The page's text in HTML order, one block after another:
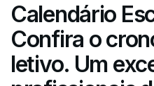
Calendário
Confira o
letivo. Um